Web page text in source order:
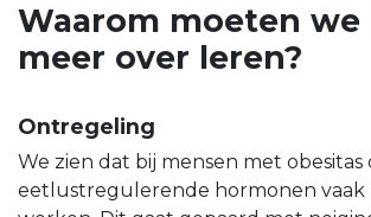
Waarom moeten we
meer over leren?
Ontregeling
We zien dat bij mensen met obesitas
eetlustregulerende hormonen vaak